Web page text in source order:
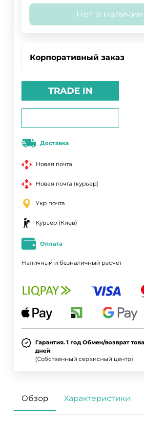
Нет в наличии
Корпоративный заказ
TRADE IN
Доставка
Новая почта
Новая почта (курьер)
Укр почта
Курьер (Киев)
Оплата
Наличный и безналичный расчет
Гарантия. 1 год Обмен/возврат
дней
(Собственный сервисный центр)
Обзор Характеристики